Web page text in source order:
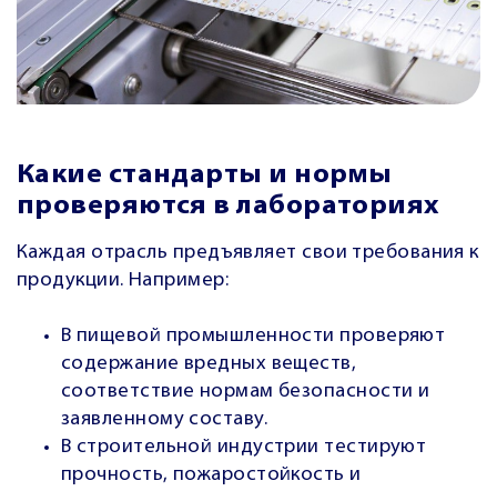
Какие стандарты и нормы
проверяются в лабораториях
Каждая отрасль предъявляет свои требования к
продукции. Например:
В пищевой промышленности проверяют
содержание вредных веществ,
соответствие нормам безопасности и
заявленному составу.
В строительной индустрии тестируют
прочность, пожаростойкость и